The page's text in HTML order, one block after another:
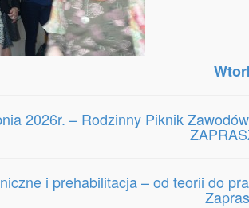
2026r. – Rodzinny Piknik
i prehabilitacja – od teorii do